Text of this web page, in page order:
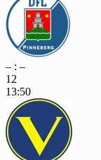
– : –
12
13:50